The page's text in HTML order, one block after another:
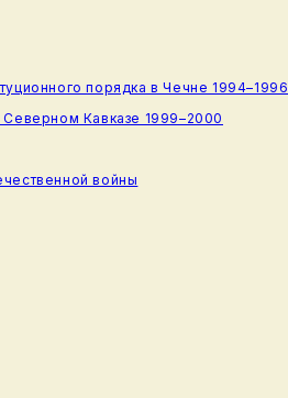
порядка в Чечне 1994–1996
Северном Кавказе 1999–2000
войны